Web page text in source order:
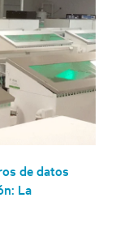
de datos
La